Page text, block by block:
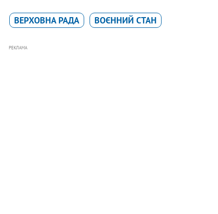
ВЕРХОВНА РАДА ВОЄННИЙ СТАН
РЕКЛАМА